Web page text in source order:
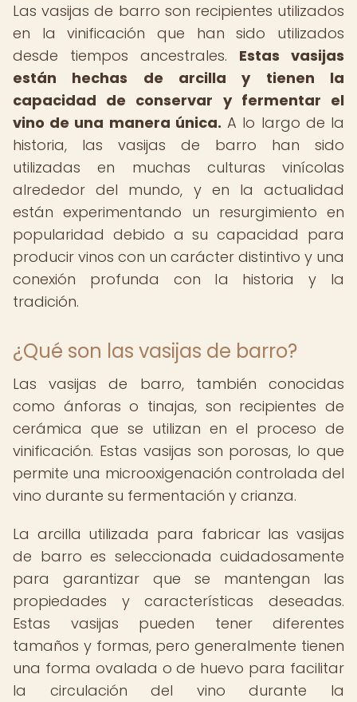
Las vasijas de barro son recipientes utilizados
en la vinificación que han sido utilizados
desde tiempos ancestrales. Estas vasijas
están hechas de arcilla y tienen la
capacidad de conservar y fermentar el
vino de una manera única. A lo largo de la
historia, las vasijas de barro han sido
utilizadas en muchas culturas vinícolas
alrededor del mundo, y en la actualidad
están experimentando un resurgimiento en
popularidad debido a su capacidad para
producir vinos con un carácter distintivo y una
conexión profunda con la historia y la
tradición.
¿Qué son las vasijas de barro?
Las vasijas de barro, también conocidas
como ánforas o tinajas, son recipientes de
cerámica que se utilizan en el proceso de
vinificación. Estas vasijas son porosas, lo que
permite una microoxigenación controlada del
vino durante su fermentación y crianza.
La arcilla utilizada para fabricar las vasijas
de barro es seleccionada cuidadosamente
para garantizar que se mantengan las
propiedades y características deseadas.
Estas vasijas pueden tener diferentes
tamaños y formas, pero generalmente tienen
una forma ovalada o de huevo para facilitar
la circulación del vino durante la